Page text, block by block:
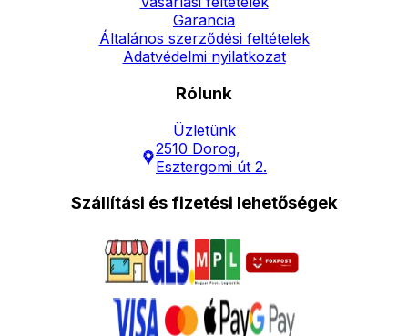
Garancia
Általános szerződési feltételek
Adatvédelmi nyilatkozat
Rólunk
Üzletünk
2510 Dorog,
Esztergomi út 2.
Szállítási és fizetési lehetőségek